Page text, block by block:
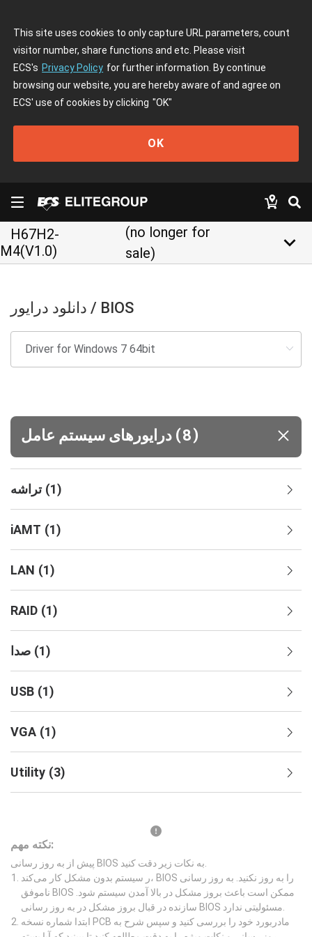
This site uses cookies to only capture URL parameters, count
visitor number, share functions and etc. Please visit
ECS's Privacy Policy for further information. By continue
browsing our website, you are hereby aware of and agree on
ECS' use of cookies by clicking "OK"
OK
H67H2-
M4(V1.0)
(no longer for
sale)
keyboard_arrow_down
دانلود درایور / BIOS
(8)
تراشه (1)
iAMT (1)
LAN (1)
RAID (1)
صدا (1)
USB (1)
VGA (1)
Utility (3)
نکته مهم:
ر سیستم بدون مشکل کار می‌کند، BIOS را به روز نکنید. به روز رسانی
ناموفق BIOS ممکن است باعث بروز مشکل در بالا آمدن سیستم شود.
ابتدا شماره نسخه PCB مادربورد خود را بررسی کنید و سپس شرح به